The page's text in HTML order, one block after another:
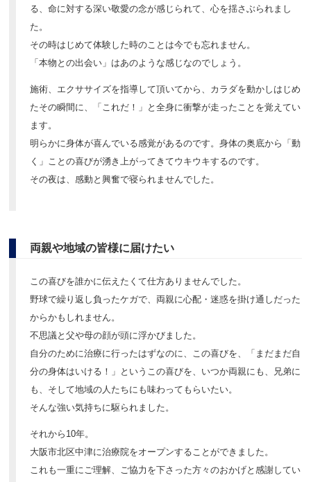
る、命に対する深い敬愛の念が感じられて、心を揺さぶられまし
た。
その時はじめて体験した時のことは今でも忘れません。
「本物との出会い」はあのような感じなのでしょう。
施術、エクササイズを指導して頂いてから、カラダを動かしはじめ
たその瞬間に、「これだ！」と全身に衝撃が走ったことを覚えてい
ます。
明らかに身体が喜んでいる感覚があるのです。身体の奥底から「動
く」ことの喜びが湧き上がってきてウキウキするのです。
その夜は、感動と興奮で寝られませんでした。
両親や地域の皆様に届けたい
この喜びを誰かに伝えたくて仕方ありませんでした。
野球で繰り返し負ったケガで、両親に心配・迷惑を掛け通しだった
からかもしれません。
不思議と父や母の顔が頭に浮かびました。
自分のために治療に行ったはずなのに、この喜びを、「まだまだ自
分の身体はいける！」というこの喜びを、いつか両親にも、兄弟に
も、そして地域の人たちにも味わってもらいたい。
そんな強い気持ちに駆られました。
それから10年。
大阪市北区中津に治療院をオープンすることができました。
これも一重にご理解、ご協力を下さった方々のおかげと感謝してい